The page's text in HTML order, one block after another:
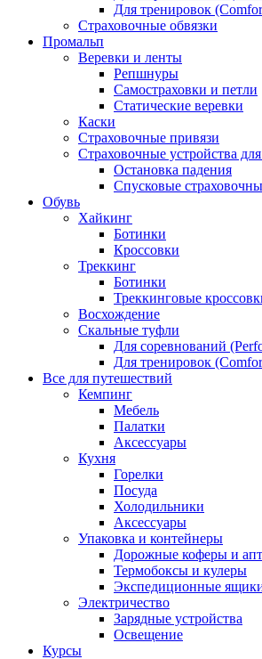
Для тренировок
Страховочные обвязки
Промальп
Веревки и ленты
Репшнуры
Самостраховки и петли
Статические веревки
Каски
Страховочные привязи
Страховочные устройства
Остановка падения
Спусковые
Обувь
Хайкинг
Ботинки
Кроссовки
Треккинг
Ботинки
Треккинговые
Восхождение
Скальные туфли
Для соревнований
Для тренировок
Все для путешествий
Кемпинг
Мебель
Палатки
Аксессуары
Кухня
Горелки
Посуда
Холодильники
Аксессуары
Упаковка и контейнеры
Дорожные коферы и
Термобоксы и кулеры
Экспедиционные
Электричество
Зарядные устройства
Освещение
Курсы